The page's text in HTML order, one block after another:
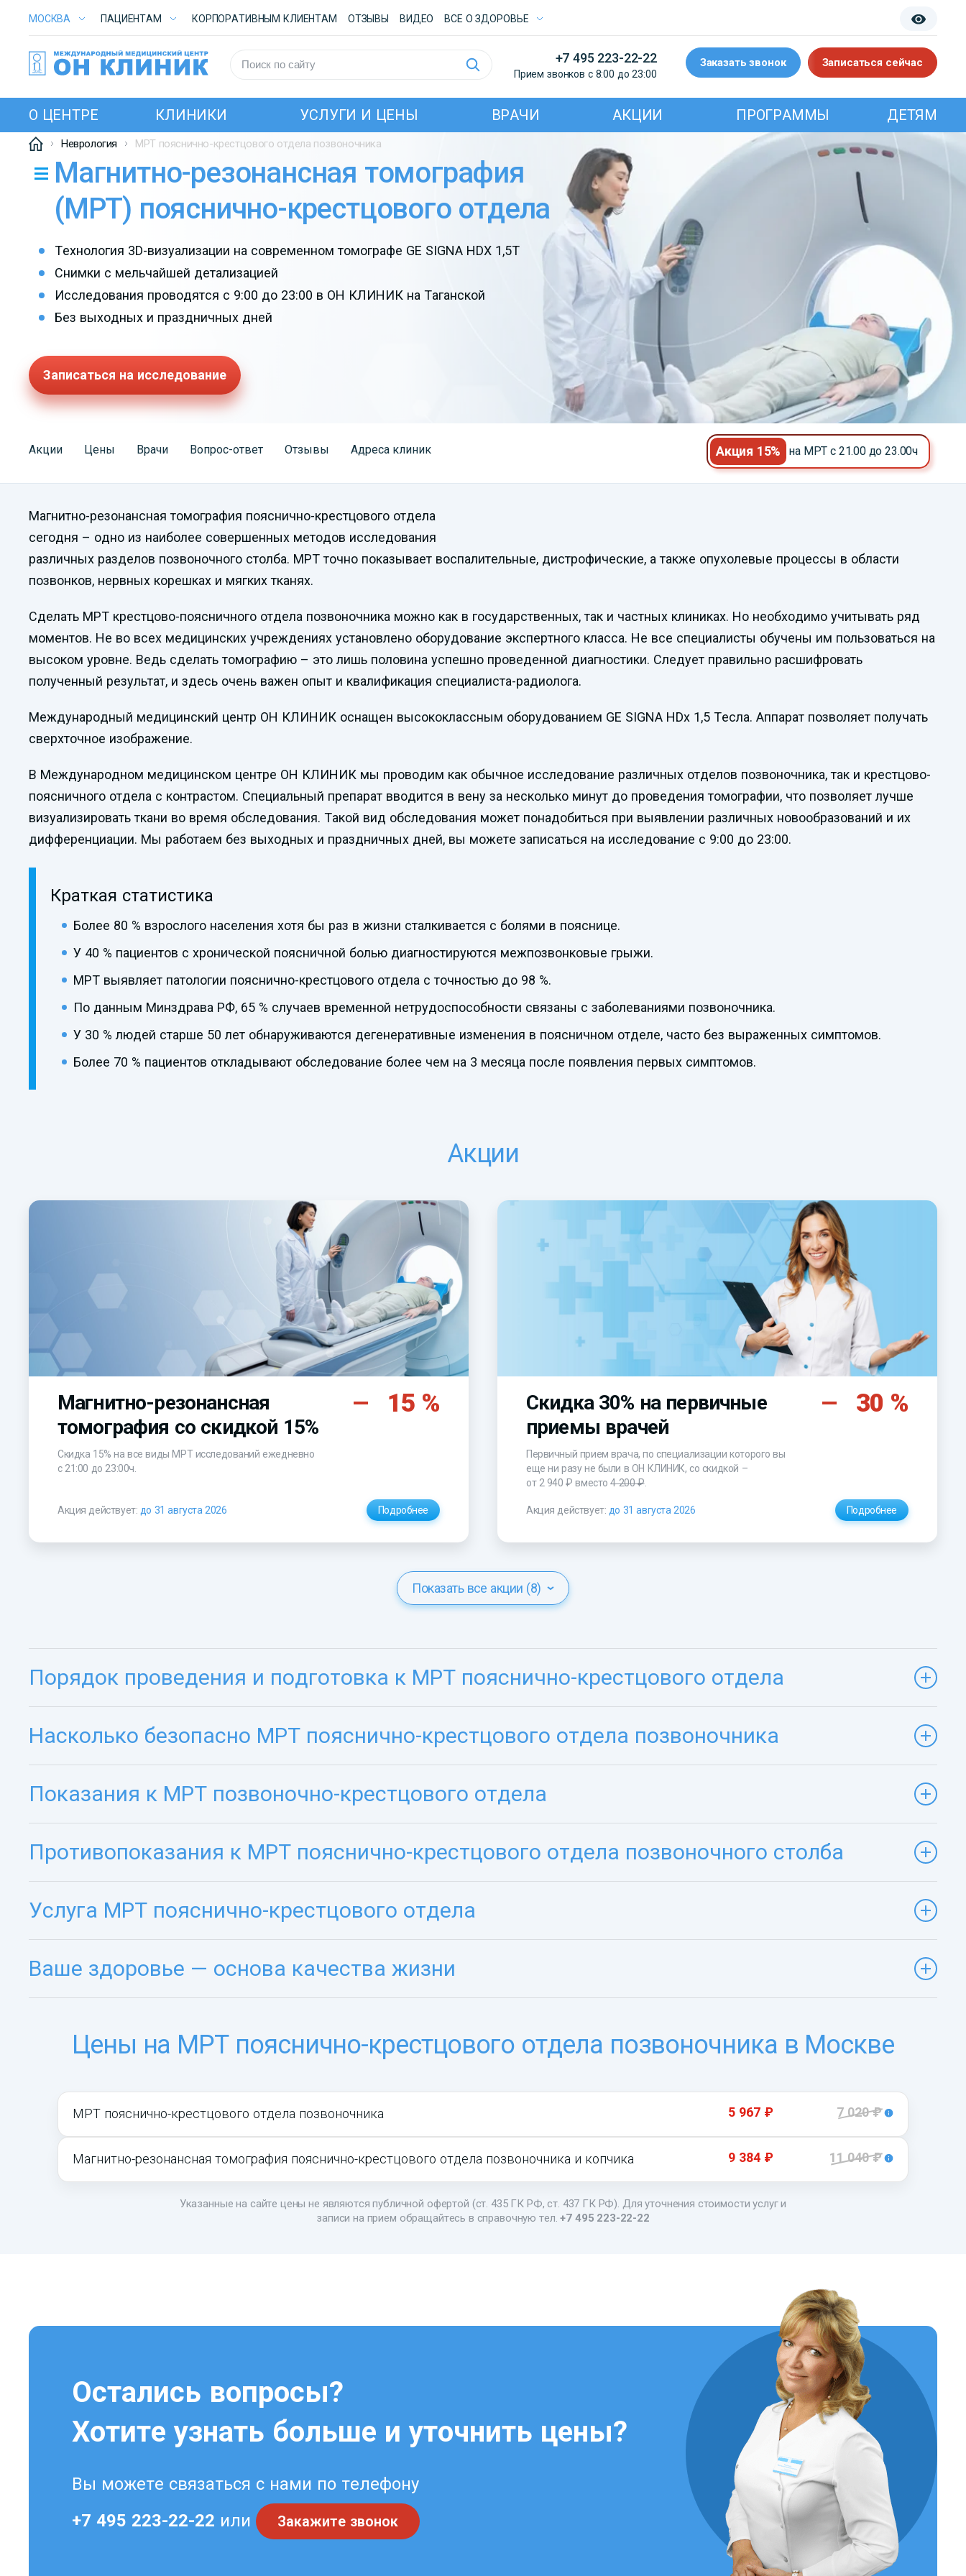
МОСКВА ПАЦИЕНТАМ КОРПОРАТИВНЫМ КЛИЕНТАМ ОТЗЫВЫ ВИДЕО ВСE О ЗДОРОВЬЕ
+7 495 223-22-22
Прием звонков с 8:00 до 23:00
Заказать звонок Записаться сейчас
О ЦЕНТРЕ КЛИНИКИ УСЛУГИ И ЦЕНЫ ВРАЧИ АКЦИИ ПРОГРАММЫ ДЕТЯМ
Неврология МРТ пояснично-крестцового отдела позвоночника
Магнитно-резонансная томография
(МРТ) пояснично-крестцового отдела
Технология 3D-визуализации на современном томографе GE SIGNA HDX 1,5T
Снимки с мельчайшей детализацией
Исследования проводятся с 9:00 до 23:00 в ОН КЛИНИК на Таганской
Без выходных и праздничных дней
Записаться на исследование
Акции Цены Врачи Вопрос-ответ Отзывы Адреса клиник Акция 15% на МРТ с 21.00 до 23.00ч
Магнитно-резонансная томография пояснично-крестцового отдела
сегодня – одно из наиболее совершенных методов исследования
различных разделов позвоночного столба. МРТ точно показывает воспалительные, дистрофические, а также опухолевые процессы в области
позвонков, нервных корешках и мягких тканях.
Сделать МРТ крестцово-поясничного отдела позвоночника можно как в государственных, так и частных клиниках. Но необходимо учитывать ряд
моментов. Не во всех медицинских учреждениях установлено оборудование экспертного класса. Не все специалисты обучены им пользоваться на
высоком уровне. Ведь сделать томографию – это лишь половина успешно проведенной диагностики. Следует правильно расшифровать
полученный результат, и здесь очень важен опыт и квалификация специалиста-радиолога.
Международный медицинский центр ОН КЛИНИК оснащен высококлассным оборудованием GE SIGNA HDх 1,5 Тесла. Аппарат позволяет получать
сверхточное изображение.
В Международном медицинском центре ОН КЛИНИК мы проводим как обычное исследование различных отделов позвоночника, так и крестцово-
поясничного отдела с контрастом. Специальный препарат вводится в вену за несколько минут до проведения томографии, что позволяет лучше
визуализировать ткани во время обследования. Такой вид обследования может понадобиться при выявлении различных новообразований и их
дифференциации. Мы работаем без выходных и праздничных дней, вы можете записаться на исследование с 9:00 до 23:00.
Краткая статистика
Более 80 % взрослого населения хотя бы раз в жизни сталкивается с болями в пояснице.
У 40 % пациентов с хронической поясничной болью диагностируются межпозвонковые грыжи.
МРТ выявляет патологии пояснично-крестцового отдела с точностью до 98 %.
По данным Минздрава РФ, 65 % случаев временной нетрудоспособности связаны с заболеваниями позвоночника.
У 30 % людей старше 50 лет обнаруживаются дегенеративные изменения в поясничном отделе, часто без выраженных симптомов.
Более 70 % пациентов откладывают обследование более чем на 3 месяца после появления первых симптомов.
Акции
Магнитно-резонансная
томография со скидкой 15%
15 %
Скидка 15% на все виды МРТ исследований ежедневно
с 21:00 до 23:00ч.
Акция действует: до 31 августа 2026 Подробнее
Скидка 30% на первичные
приемы врачей
30 %
Первичный прием врача, по специализации которого вы
еще ни разу не были в ОН КЛИНИК, со скидкой –
от 2 940 ₽ вместо4 200 ₽.
Акция действует: до 31 августа 2026 Подробнее
Показать все акции (8)
Порядок проведения и подготовка к МРТ пояснично-крестцового отдела
Насколько безопасно МРТ пояснично-крестцового отдела позвоночника
Показания к МРТ позвоночно-крестцового отдела
Противопоказания к МРТ пояснично-крестцового отдела позвоночного столба
Услуга МРТ пояснично-крестцового отдела
Ваше здоровье — основа качества жизни
Цены на МРТ пояснично-крестцового отдела позвоночника в Москве
МРТ пояснично-крестцового отдела позвоночника 5 967 ₽ 7 020 ₽
Магнитно-резонансная томография пояснично-крестцового отдела позвоночника и копчика 9 384 ₽ 11 040 ₽
Указанные на сайте цены не являются публичной офертой (ст. 435 ГК РФ, ст. 437 ГК РФ). Для уточнения стоимости услуг и
записи на прием обращайтесь в справочную тел.+7 495 223-22-22
Остались вопросы?
Хотите узнать больше и уточнить цены?
Вы можете связаться с нами по телефону
+7 495 223-22-22 или Закажите звонок